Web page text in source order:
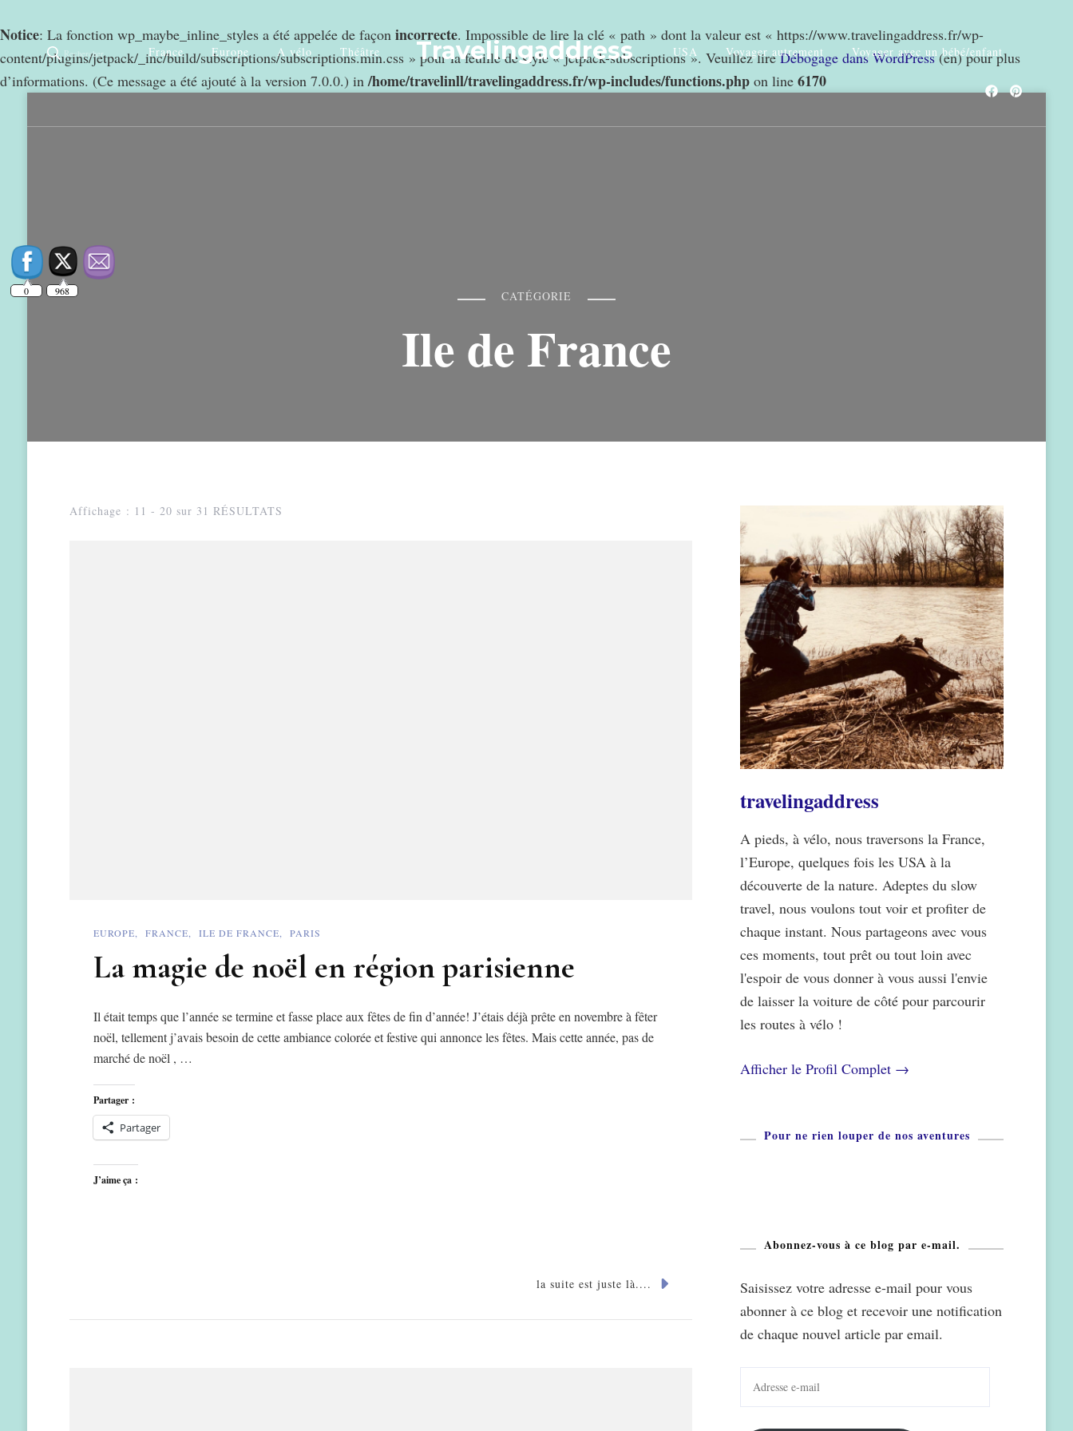
Notice: La fonction wp_maybe_inline_styles a été appelée de façon incorrecte. Impossible de lire la clé « path » dont la valeur est « https://www.travelingaddress.fr/wp-
content/plugins/jetpack/_inc/build/subscriptions/subscriptions.min.css » pour la feuille de style « jetpack-subscriptions ». Veuillez lireDébogage dans WordPress(en) pour plus
d’informations. (Ce message a été ajouté à la version 7.0.0.) in/home/travelinll/travelingaddress.fr/wp-includes/functions.php on line 6170
Rechercher France Europe A vélo Théâtre Travelingaddress USA Voyager autrement Voyager avec un bébé/enfant
CATÉGORIE
Ile de France
Affichage : 11 - 20 sur 31 RÉSULTATS
EUROPE FRANCE ILE DE FRANCE PARIS
La magie de noël en région parisienne
Il était temps que l’année se termine et fasse place aux fêtes de fin d’année! J’étais déjà prête en novembre à fêter
noël, tellement j’avais besoin de cette ambiance colorée et festive qui annonce les fêtes. Mais cette année, pas de
marché de noël , …
Partager :
Partager
J’aime ça :
la suite est juste là....
travelingaddress
A pieds, à vélo, nous traversons la France,
l’Europe, quelques fois les USA à la
découverte de la nature. Adeptes du slow
travel, nous voulons tout voir et profiter de
chaque instant. Nous partageons avec vous
ces moments, tout prêt ou tout loin avec
l'espoir de vous donner à vous aussi l'envie
de laisser la voiture de côté pour parcourir
les routes à vélo !
Afficher le Profil Complet →
Pour ne rien louper de nos aventures
Abonnez-vous à ce blog par e-mail.
Saisissez votre adresse e-mail pour vous
abonner à ce blog et recevoir une notification
de chaque nouvel article par email.
mail
0 968